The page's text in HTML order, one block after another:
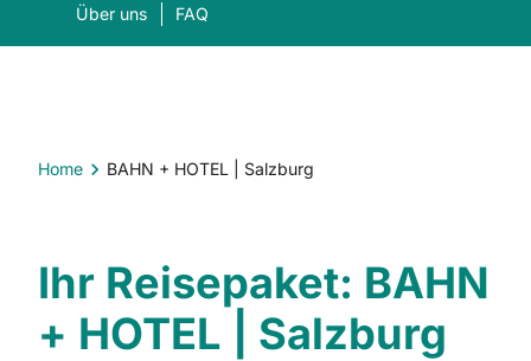
Über uns FAQ
Home BAHN + HOTEL | Salzburg
Ihr Reisepaket: BAHN
+ HOTEL | Salzburg